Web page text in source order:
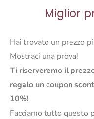
Miglior
Hai trovato un prezzo
Mostraci una prova!
Ti riserveremo il
regalo un coupon
10%!
Facciamo tutto questo